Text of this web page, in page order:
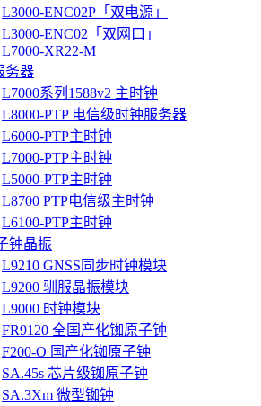
L3000-ENC02P「双电源」
L3000-ENC02「双网口」
L7000-XR22-M
务器
L7000系列1588v2 主时钟
L8000-PTP 电信级时钟服务器
L6000-PTP主时钟
L7000-PTP主时钟
L5000-PTP主时钟
L8700 PTP电信级主时钟
L6100-PTP主时钟
钟晶振
L9210 GNSS同步时钟模块
L9200 驯服晶振模块
L9000 时钟模块
FR9120 全国产化铷原子钟
F200-O 国产化铷原子钟
SA.45s 芯片级铷原子钟
SA.3Xm 微型铷钟